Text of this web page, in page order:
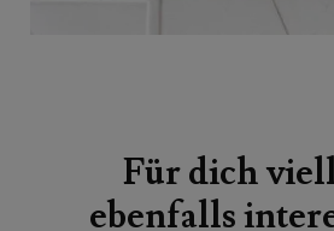
Für dich
ebenfalls